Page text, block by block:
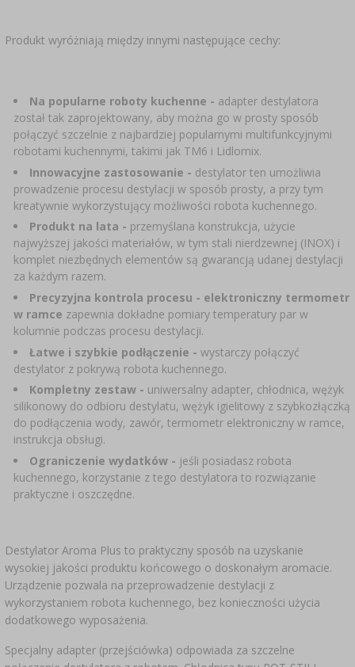
Produkt wyróżniają między innymi następujące cechy:
Na popularne roboty kuchenne - adapter destylatora
został tak zaprojektowany, aby można go w prosty sposób
połączyć szczelnie z najbardziej popularnymi multifunkcyjnymi
robotami kuchennymi, takimi jak TM6 i Lidlomix.
Innowacyjne zastosowanie - destylator ten umożliwia
prowadzenie procesu destylacji w sposób prosty, a przy tym
kreatywnie wykorzystujący możliwości robota kuchennego.
Produkt na lata - przemyślana konstrukcja, użycie
najwyższej jakości materiałów, w tym stali nierdzewnej (INOX) i
komplet niezbędnych elementów są gwarancją udanej destylacji
za każdym razem.
Precyzyjna kontrola procesu - elektroniczny termometr
w ramce zapewnia dokładne pomiary temperatury par w
kolumnie podczas procesu destylacji.
Łatwe i szybkie podłączenie - wystarczy połączyć
destylator z pokrywą robota kuchennego.
Kompletny zestaw - uniwersalny adapter, chłodnica, wężyk
silikonowy do odbioru destylatu, wężyk igielitowy z szybkozłączką
do podłączenia wody, zawór, termometr elektroniczny w ramce,
instrukcja obsługi.
Ograniczenie wydatków - jeśli posiadasz robota
kuchennego, korzystanie z tego destylatora to rozwiązanie
praktyczne i oszczędne.
Destylator Aroma Plus to praktyczny sposób na uzyskanie
wysokiej jakości produktu końcowego o doskonałym aromacie.
Urządzenie pozwala na przeprowadzenie destylacji z
wykorzystaniem robota kuchennego, bez konieczności użycia
dodatkowego wyposażenia.
Specjalny adapter (przejściówka) odpowiada za szczelne